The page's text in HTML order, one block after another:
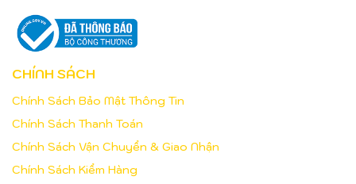
CHÍNH SÁCH
Chính Sách Bảo Mật Thông Tin
Chính Sách Thanh Toán
Chính Sách Vận Chuyển & Giao Nhận
Chính Sách Kiểm Hàng